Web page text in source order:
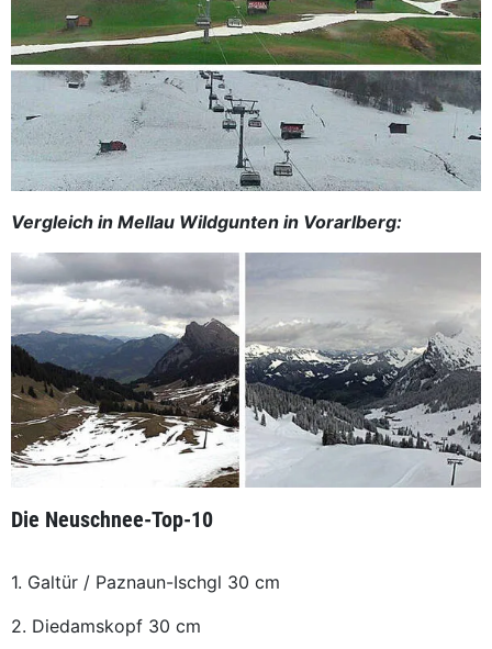
Vergleich in Mellau Wildgunten in Vorarlberg:
Die Neuschnee-Top-10
1. Galtür / Paznaun-Ischgl 30 cm
2. Diedamskopf 30 cm